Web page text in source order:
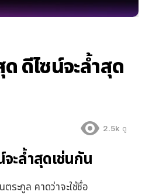
ดีไซน์จะล้ำสุด
2.5k ดู
ะล้ำสุดเช่นกัน
ระกูล คาดว่าจะใช้ชื่อ